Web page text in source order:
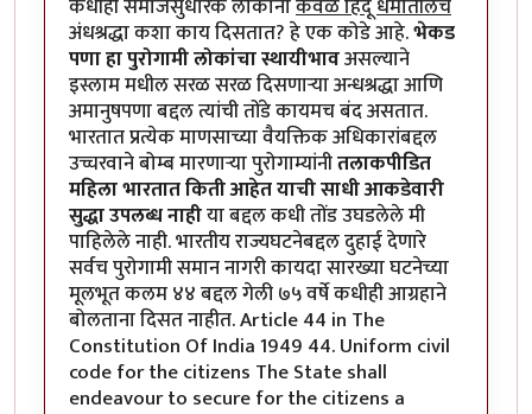
कधीही समाजसुधारक लोकानाकेवळ हिंदू धर्मातीलच
अंधश्रद्धा कशा काय दिसतात? हे एक कोडे आहे.भेकड
पणा हा पुरोगामी लोकांचा स्थायीभावअसल्याने
इस्लाम मधील सरळ सरळ दिसणाऱ्या अन्धश्रद्धा आणि
अमानुषपणा बद्दल त्यांची तोंडे कायमच बंद असतात.
भारतात प्रत्येक माणसाच्या वैयक्तिक अधिकारांबद्दल
उच्चरवाने बोम्ब मारणाऱ्या पुरोगाम्यांनीतलाकपीडित
महिला भारतात किती आहेत याची साधी आकडेवारी
सुद्धा उपलब्ध नाहीया बद्दल कधी तोंड उघडलेले मी
पाहिलेले नाही. भारतीय राज्यघटनेबद्दल दुहाई देणारे
सर्वच पुरोगामी समान नागरी कायदा सारख्या घटनेच्या
मूलभूत कलम ४४ बद्दल गेली ७५ वर्षे कधीही आग्रहाने
बोलताना दिसत नाहीत. Article 44 in The
Constitution Of India 1949 44. Uniform civil
code for the citizens The State shall
endeavour to secure for the citizens a